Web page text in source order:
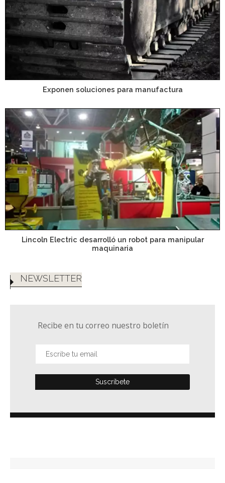
Exponen soluciones para manufactura
Lincoln Electric desarrolló un robot para manipular
maquinaria
NEWSLETTER
Recibe en tu correo nuestro boletín